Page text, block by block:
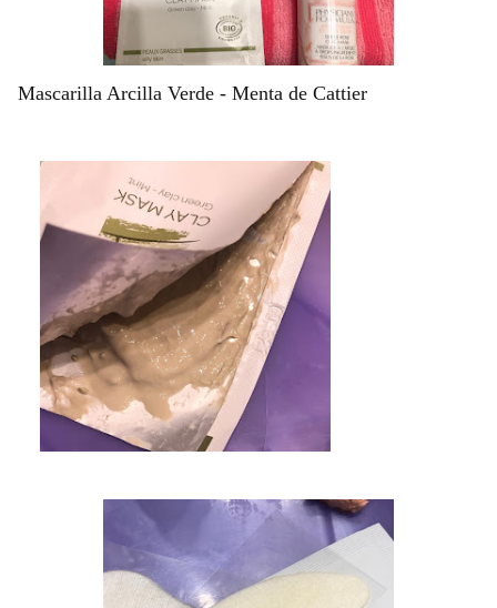
Mascarilla Arcilla Verde - Menta de Cattier